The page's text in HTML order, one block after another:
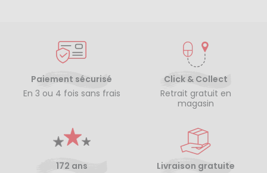
Paiement sécurisé
En 3 ou 4 fois sans frais
Click & Collect
Retrait gratuit en
magasin
172 ans
Livraison gratuite